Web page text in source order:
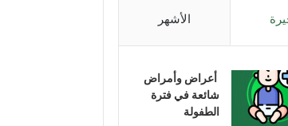
الأشهر
أعراض وأمراض
شائعة في فترة
الطفولة